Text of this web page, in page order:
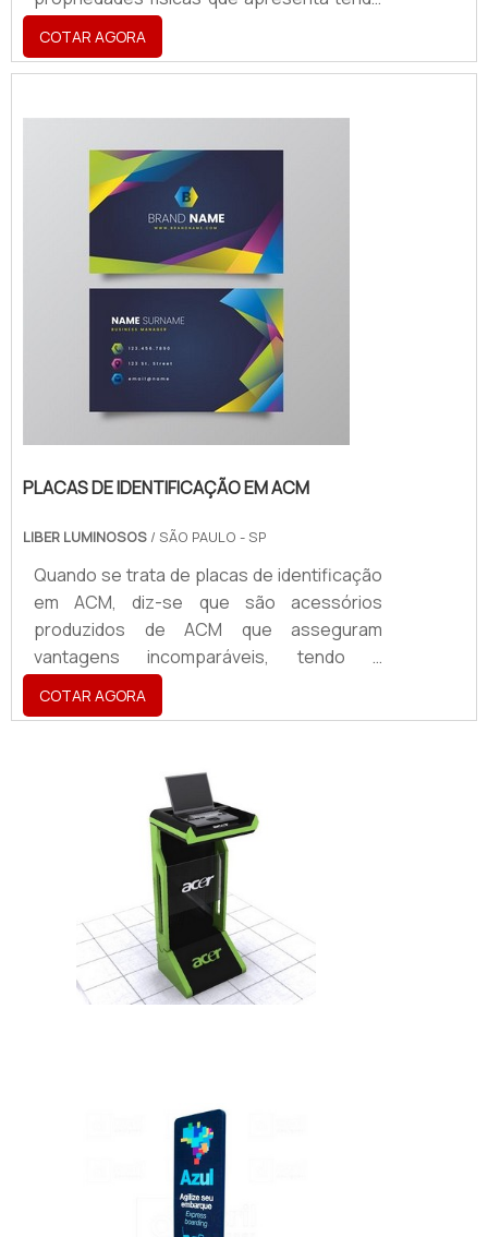
a aplicabilidade em atestar a identidade
visual de uma marca, sendo utilizado para a
criação
GARANTE UMA SÉRIE DE BENEFÍCIOSO
produto é, hoje, um ponto de extrema
importância para segmentos como cafés,
COTAR AGORA
PLACAS DE IDENTIFICAÇÃO EM ACM
LIBER LUMINOSOS / SÃO PAULO - SP
Quando se trata de placas de identificação
em ACM, diz-se que são acessórios
produzidos de ACM que asseguram
vantagens incomparáveis, tendo a
aplicabilidade em atestar a identidade visual
de uma marca, sendo utilizado para a
PRODUTO OFERECE DIVERSAS
VANTAGENSA placa vem se tornando um
produto de extrema importância para o
segmentos como cafés, restaurantes,
COTAR AGORA